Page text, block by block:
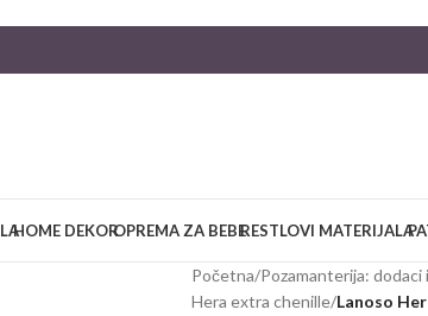
HOME DEKOROPREMA ZA BEBERESTLOVI MATERIJALA
Početna/Pozamanterija: dodaci
Hera extra chenille/Lanoso